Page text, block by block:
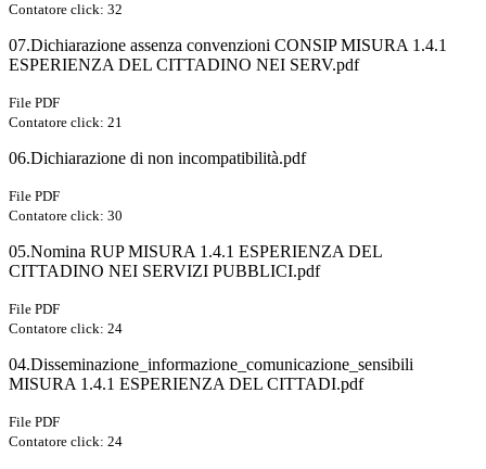
Contatore click: 32
07.Dichiarazione assenza convenzioni CONSIP MISURA 1.4.1
ESPERIENZA DEL CITTADINO NEI SERV.pdf
File PDF
Contatore click: 21
06.Dichiarazione di non incompatibilità.pdf
File PDF
Contatore click: 30
05.Nomina RUP MISURA 1.4.1 ESPERIENZA DEL
CITTADINO NEI SERVIZI PUBBLICI.pdf
File PDF
Contatore click: 24
04.Disseminazione_informazione_comunicazione_sensibili
MISURA 1.4.1 ESPERIENZA DEL CITTADI.pdf
File PDF
Contatore click: 24